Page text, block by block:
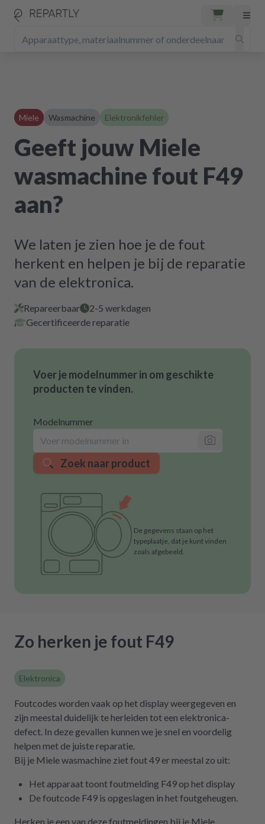
Miele Wasmachine Elektronikfehler
Geeft jouw Miele
wasmachine fout F49
aan?
We laten je zien hoe je de fout
herkent en helpen je bij de reparatie
van de elektronica.
Repareerbaar
2-5 werkdagen
Gecertificeerde reparatie
Voer je modelnummer in om geschikte
producten te vinden.
Modelnummer
Zoek naar product
De gegevens staan op het
typeplaatje, dat je kunt vinden
zoals afgebeeld.
Zo herken je fout F49
Elektronica
Foutcodes worden vaak op het display weergegeven en
zijn meestal duidelijk te herleiden tot een elektronica-
defect. In deze gevallen kunnen we je snel en voordelig
helpen met de juiste reparatie.
Bij je Miele wasmachine ziet fout 49 er meestal zo uit:
Het apparaat toont foutmelding F49 op het display
De foutcode F49 is opgeslagen in het foutgeheugen.
Herken je een van deze foutmeldingen bij je Miele